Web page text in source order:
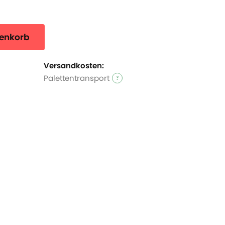
Versandkosten:
Palettentransport